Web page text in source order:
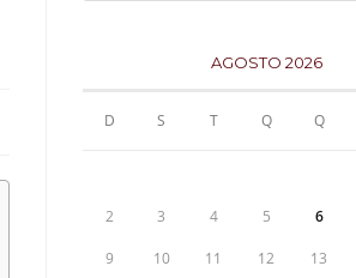
AGOSTO 2026
D S T Q Q
2 3 4 5 6
9 10 11 12 13